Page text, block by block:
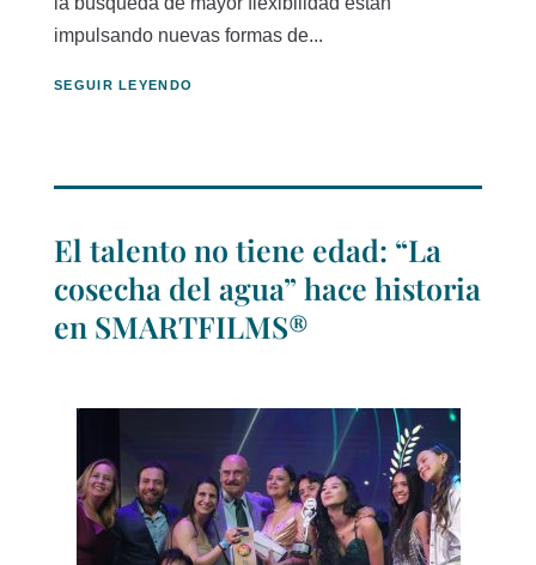
impulsando nuevas formas de...
SEGUIR LEYENDO
El talento no tiene edad: “La
cosecha del agua” hace historia
en SMARTFILMS®